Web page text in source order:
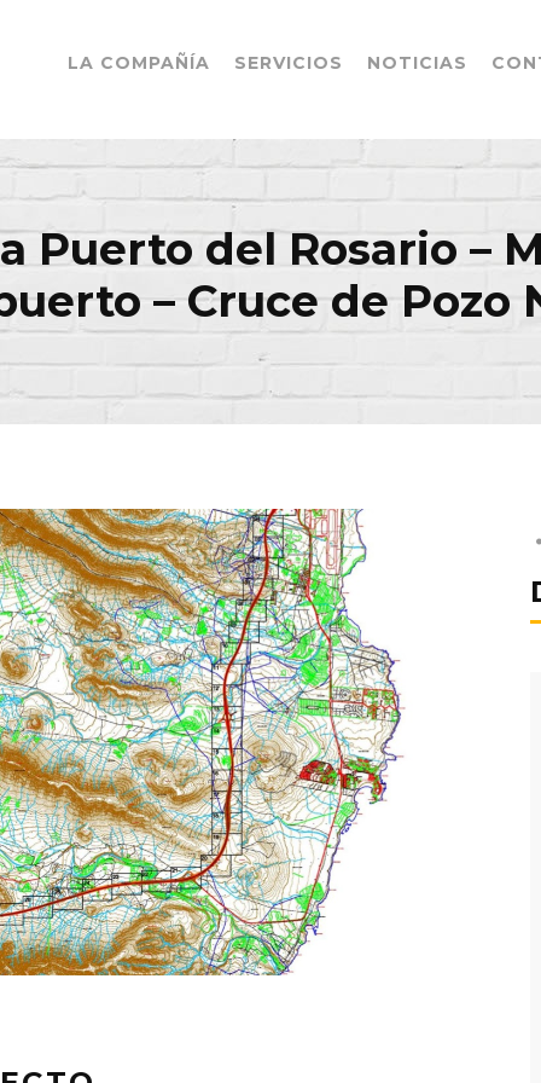
LA COMPAÑÍA SERVICIOS NOTICIAS
Puerto del Rosario –
– Cruce de Pozo